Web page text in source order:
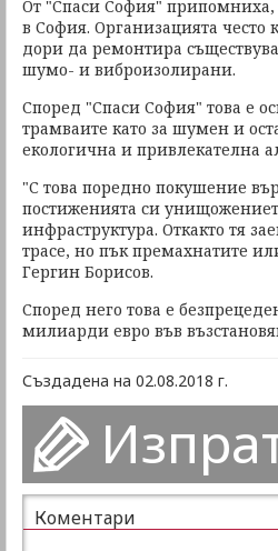
От "Спаси София" припомниха,
в София. Организацията често
дори да ремонтира
шумо- и виброизолирани.
Според "Спаси София" това е
трамваите като за шумен и
екологична и привлекателна
"С това поредно покушение
постиженията си
инфраструктура. Откакто тя
трасе, но пък премахнатите
Гергин Борисов.
Според него това е
милиарди евро във
Създадена на 02.08.2018 г.
Коментари